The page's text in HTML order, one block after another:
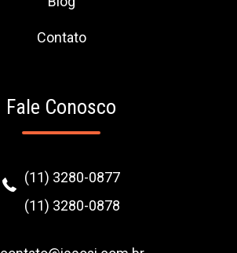
Contato
Fale Conosco
(11) 3280-0877
(11) 3280-0878